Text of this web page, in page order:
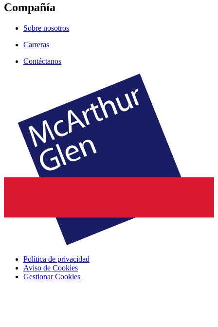
Compañía
Sobre nosotros
Carreras
Contáctanos
Política de privacidad
Aviso de Cookies
Gestionar Cookies